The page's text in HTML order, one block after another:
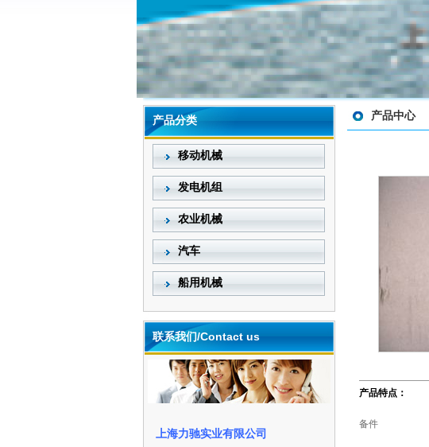
产品分类
移动机械
发电机组
农业机械
汽车
船用机械
联系我们/Contact us
上海力驰实业有限公司
产品中心
产品特点：
备件